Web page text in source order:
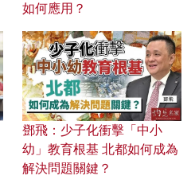
如何應用？
鄧飛：少子化衝擊「中小
幼」教育根基 北都如何成為
解決問題關鍵？